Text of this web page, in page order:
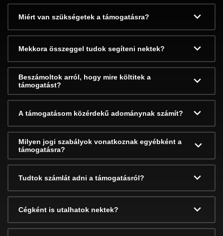
Miért van szükségetek a támogatásra?
Mekkora összeggel tudok segíteni nektek?
Beszámoltok arról, hogy mire költitek a
támogatást?
A támogatásom közérdekű adománynak számít?
Milyen jogi szabályok vonatkoznak egyébként a
támogatásra?
Tudtok számlát adni a támogatásról?
Cégként is utalhatok nektek?